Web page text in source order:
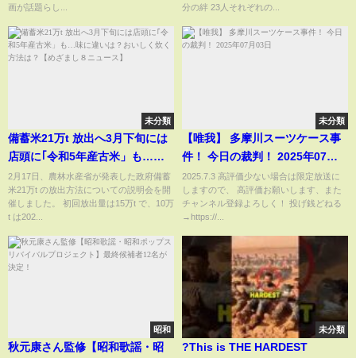
画が話題らし...
分の絆 23人それぞれの...
未分類
備蓄米21万t 放出へ3月下旬には
店頭に｢令和5年産古米」も…味
に違いは？おいしく炊く方法
は？【めざまし８ニュース】
2月17日、農林水産省が発表した政府備蓄
米21万t の放出方法についての説明会を開
催しました。 初回放出量は15万t で、10万
t は202...
未分類
【唯我】 多摩川スーツケース事
件！ 今日の裁判！ 2025年07月
03日
2025.7.3 高評価少ない場合は限定放送に
しますので、 高評価お願いします、また
チャンネル登録よろしく！ 投げ銭どねる
→https://...
昭和
秋元康さん監修【昭和歌謡・昭
未分類
?This is THE HARDEST